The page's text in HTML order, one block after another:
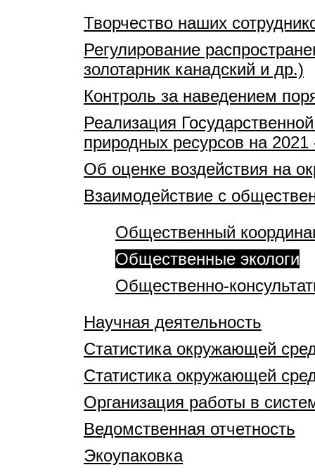
Творчество наших
Регулирование
золотарник канадский и др.)
Контроль за наведением
Реализация
природных ресурсов на
Об оценке воздействия на
Взаимодействие с
Общественный
Общественные экологи
Общественно-
Научная деятельность
Статистика окружающей
Статистика окружающей
Организация работы в
Ведомственная отчетность
Экоупаковка